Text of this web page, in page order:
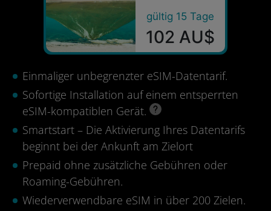
gültig 15 Tage
102 AU$
Einmaliger unbegrenzter eSIM-Datentarif.
Sofortige Installation auf einem entsperrten
eSIM-kompatiblen Gerät.
Smartstart – Die Aktivierung Ihres Datentarifs
beginnt bei der Ankunft am Zielort
Prepaid ohne zusätzliche Gebühren oder
Roaming-Gebühren.
Wiederverwendbare eSIM in über 200 Zielen.